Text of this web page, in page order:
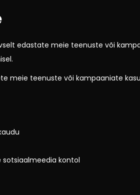
edastate meie teenuste või
meie teenuste või kampaaniate
kontol